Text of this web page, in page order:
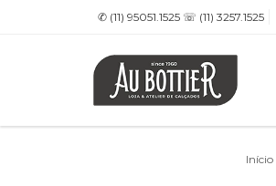
✆ (11) 95051.1525 ☏ (11) 3257.1525
Início